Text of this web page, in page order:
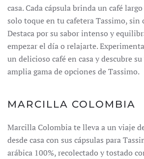
casa.Cada cápsula brinda un café
solo toque en tu cafetera Tassimo, sin
Destaca por su sabor intenso y
empezar el día o relajarte.
un delicioso café en casa y descubre
amplia gama de opciones de Tassimo.
MARCILLA COLOMBIA
Marcilla Colombia te lleva a un viaje
desde casa con sus cápsulas para
arábica 100%, recolectado y tostado